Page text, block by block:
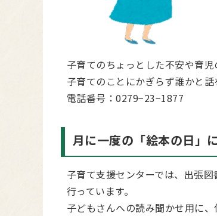
子育てのちょっとした不安や育
子育てのことにかぎらず誰かと
電話番号：0279−23−1877
月に一度の「絵本の日」
子育て支援センターでは、出張
行っています。
子どもさんへの読み聞かせ用に